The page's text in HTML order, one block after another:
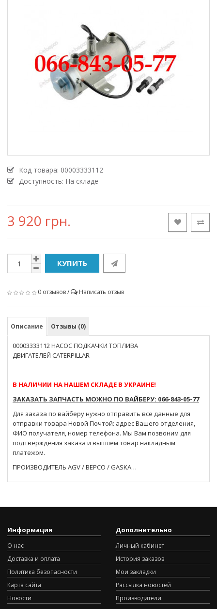
Код товара: 00003333112
Доступность: На складе
3 920 грн.
КУПИТЬ
0 отзывов/ Написать отзыв
Описание Отзывы (0)
00003333112 НАСОС ПОДКАЧКИ ТОПЛИВА
ДВИГАТЕЛЕЙ CATERPILLAR
В НАЛИЧИИ НА НАШЕМ СКЛАДЕ В УКРАИНЕ!
ЗАКАЗАТЬ ЗАПЧАСТЬ МОЖНО ПО ВАЙБЕРУ: 066-843-05-77
Для заказа по вайберу нужно отправить все данные для
отправки товара Новой Почтой: адрес Вашего отделения,
ФИО получателя, номер телефона. Мы Вам позвоним для
подтверждения заказа и вышлем товар накладным
платежом.
ПРОИЗВОДИТЕЛЬ AGV / BEPCO / GASKA…
Информация
О нас
Доставка и оплата
Политика безопасности
Карта сайта
Новости
Дополнительно
Личный кабинет
История заказов
Мои закладки
Рассылка новостей
Производители